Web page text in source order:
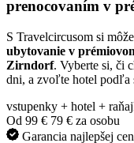
prenocovaním v
S Travelcircusom si
ubytovanie v
Zirndorf. Vyberte si, či
dni, a zvoľte hotel podľa
vstupenky + hotel +
Od 99 € 79 € za osobu
Garancia najlepšej